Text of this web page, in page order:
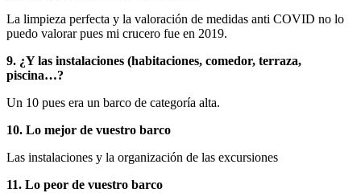
La limpieza perfecta y la valoración de medidas anti COVID no lo
puedo valorar pues mi crucero fue en 2019.
9. ¿Y las instalaciones (habitaciones, comedor, terraza,
piscina…?
Un 10 pues era un barco de categoría alta.
10. Lo mejor de vuestro barco
Las instalaciones y la organización de las excursiones
11. Lo peor de vuestro barco